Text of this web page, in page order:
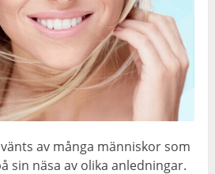
av många människor som
sin näsa av olika anledningar.